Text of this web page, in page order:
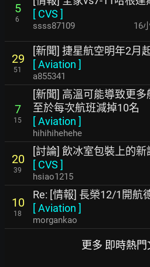
5
6
[ CVS ]
ssss87109 16
29
51
[新聞] 捷星航空明年2月
[Aviation ]
a855341
7
15
[新聞] 高溫可能導致更
至於每次航班減掉10名
[Aviation ]
hihihihehehe
20
39
[討論] 飲冰室包裝上的
[ CVS ]
hsiao1215
10
18
Re: [情報] 長榮12/1開航
[Aviation ]
morgankao
更多 即時熱門